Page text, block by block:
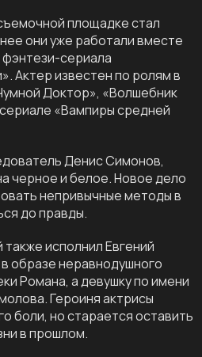
площадке стал
они уже работали вместе
сериала
Актер известен по ролям в
Доктор», «Волшебник
«Вампиры средней
Денис Симонов,
черное и белое. Новое дело
непривычные методы в
до правды.
исполнил Евгений
образе неравнодушного
Романа, а девушку по имени
Героиня актрисы
боли, но старается оставить
в прошлом.